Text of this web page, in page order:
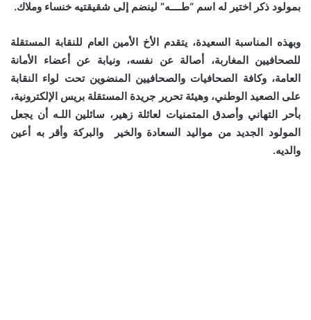
بمولود ذكر اختير له اسم “طــــه” لينضم إلى شقيقتيه خنساء وملاك.
وبهذه المناسبة السعيدة، يتقدم الأخ الأمين العام للنقابة المستقلة
للصحافيين المغاربة، أصالة عن نفسه، ونيابة عن أعضاء الأمانة
العامة، وكافة الصحافيات والصحافيين المنضوين تحت لواء النقابة
على الصعيد الوطني، وهيئة تحرير جريدة المستقلة بريس الإلكترونية،
بأحر التهاني وأصدق المتمنيات لعائلة زهير، سائلين اللـه أن يجعل
المولود الجديد من مواليد السعادة والخير والبركة وأقر به أعين
والديه.